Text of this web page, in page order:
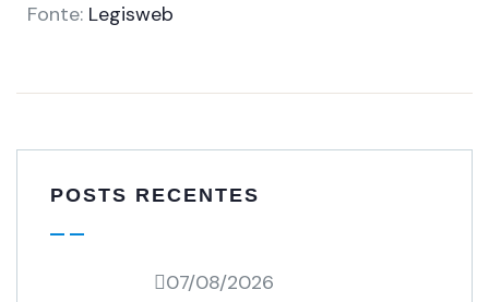
Fonte: Legisweb
POSTS RECENTES
07/08/2026